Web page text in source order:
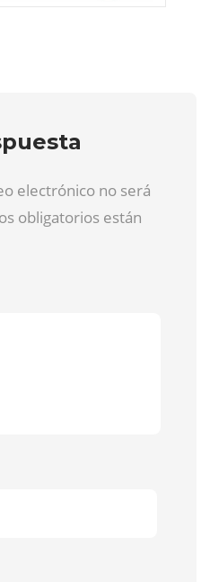
electrónico no será
obligatorios están